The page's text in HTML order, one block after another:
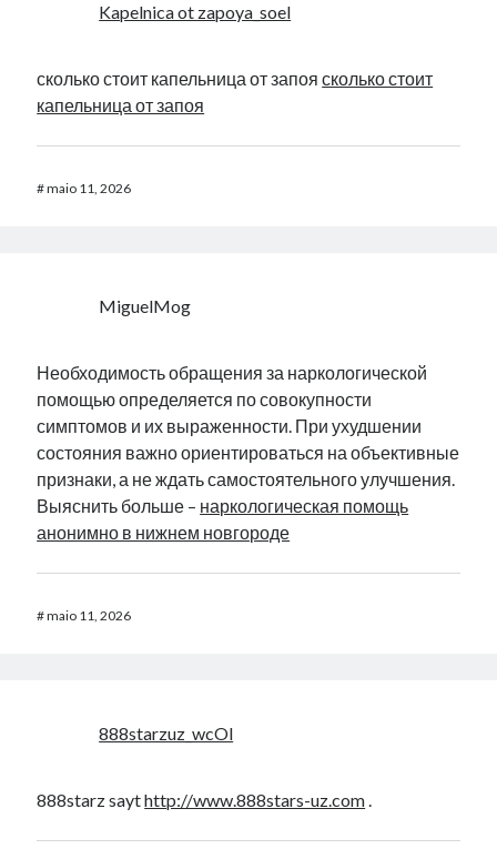
Kapelnica ot zapoya_soel
сколько стоит капельница от запоясколько стоит
капельница от запоя
#maio 11, 2026
MiguelMog
Необходимость обращения за наркологической
помощью определяется по совокупности
симптомов и их выраженности. При ухудшении
состояния важно ориентироваться на объективные
признаки, а не ждать самостоятельного улучшения.
Выяснить больше – наркологическая помощь
анонимно в нижнем новгороде
#maio 11, 2026
888starzuz_wcOl
888starz saythttp://www.888stars-uz.com.